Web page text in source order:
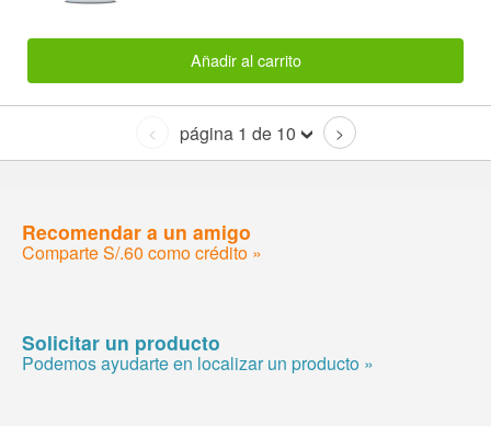
Añadir al carrito
< página 1 de 10 >
Recomendar a un amigo
Comparte S/.60 como crédito »
Solicitar un producto
Podemos ayudarte en localizar un producto »